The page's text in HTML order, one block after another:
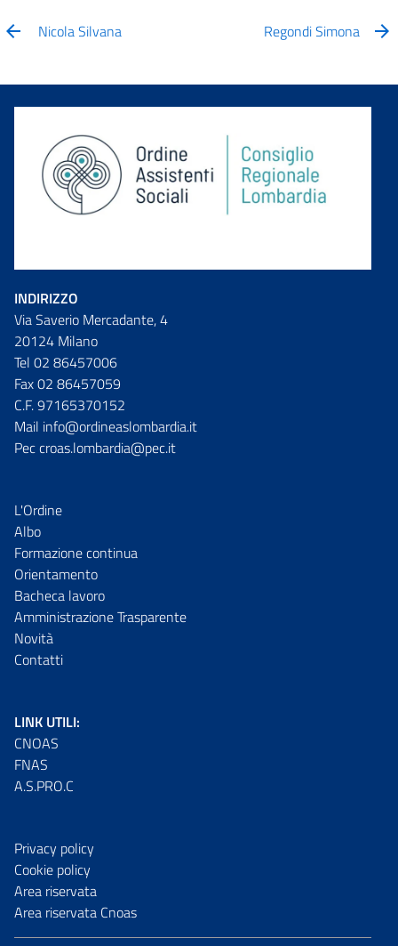
Nicola Silvana Regondi Simona
INDIRIZZO
Via Saverio Mercadante, 4
20124 Milano
Tel 02 86457006
Fax 02 86457059
C.F. 97165370152
Mail info@ordineaslombardia.it
Pec croas.lombardia@pec.it
L'Ordine
Albo
Formazione continua
Orientamento
Bacheca lavoro
Amministrazione Trasparente
Novità
Contatti
LINK UTILI:
CNOAS
FNAS
A.S.PRO.C
Privacy policy
Cookie policy
Area riservata
Area riservata Cnoas